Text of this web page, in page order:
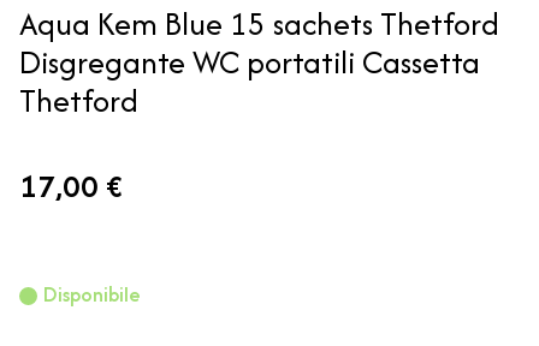
Aqua Kem Blue 15 sachets Thetford
Disgregante WC portatili Cassetta
Thetford
17,00 €
Disponibile